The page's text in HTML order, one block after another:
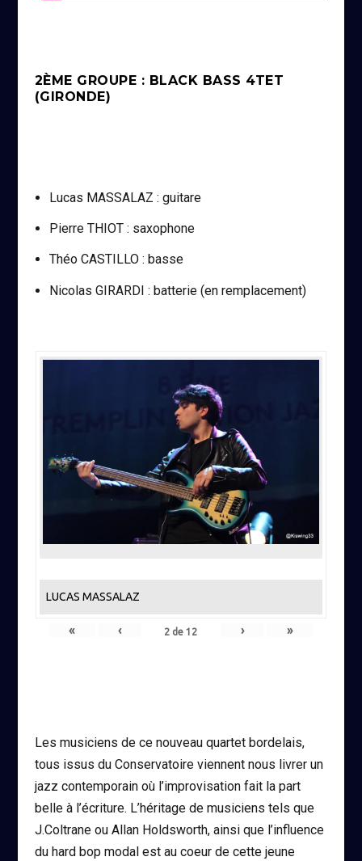
2ÈME GROUPE : BLACK BASS 4TET
(GIRONDE)
Lucas MASSALAZ : guitare
Pierre THIOT : saxophone
Théo CASTILLO : basse
Nicolas GIRARDI : batterie (en remplacement)
LUCAS MASSALAZ
« ‹ 2 de12 › »
Les musiciens de ce nouveau quartet bordelais,
tous issus du Conservatoire viennent nous livrer un
jazz contemporain où l’improvisation fait la part
belle à l’écriture. L’héritage de musiciens tels que
J.Coltrane ou Allan Holdsworth, ainsi que l’influence
du hard bop modal est au coeur de cette jeune